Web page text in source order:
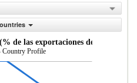
de las exportaciones de servicios
Country Profile